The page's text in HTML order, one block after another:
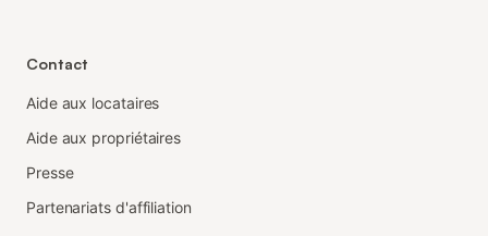
Contact
Aide aux locataires
Aide aux propriétaires
Presse
Partenariats d'affiliation